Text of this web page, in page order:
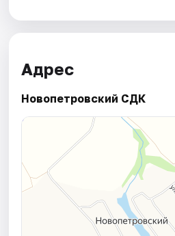
Адрес
Новопетровский СДК